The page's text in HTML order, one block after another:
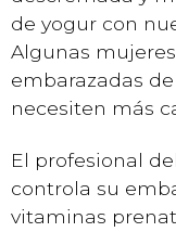
de yogur con
Algunas
embarazadas
necesiten más
El profesional
controla su
vitaminas